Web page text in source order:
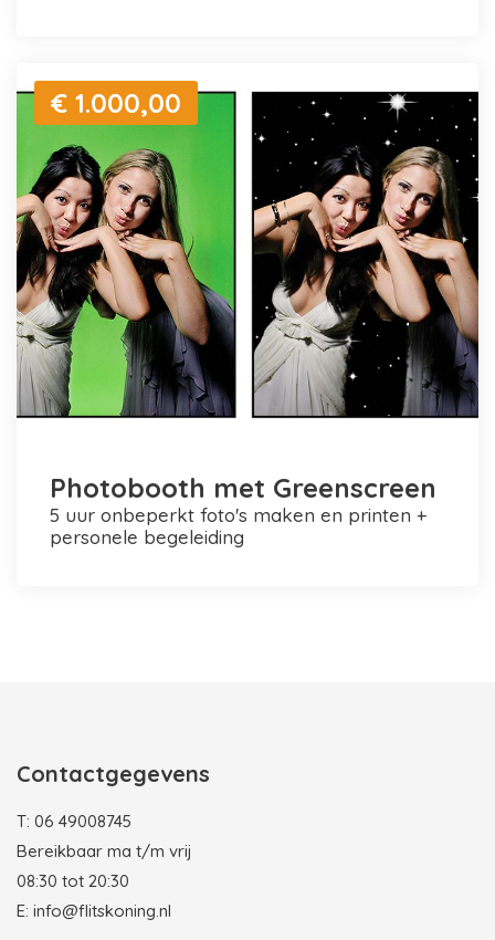
€ 1.000,00
Photobooth met Greenscreen
5 uur onbeperkt foto's maken en printen +
personele begeleiding
Contactgegevens
T: 06 49008745
Bereikbaar ma t/m vrij
08:30 tot 20:30
E: info@flitskoning.nl